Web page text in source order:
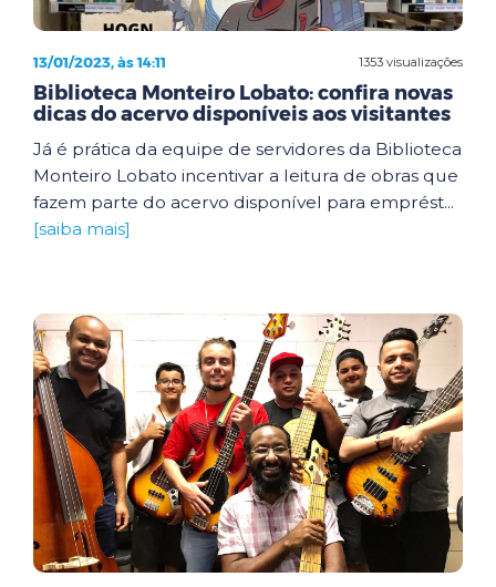
1353 visualizações
13/01/2023, às 14:11
Biblioteca Monteiro Lobato: confira novas
dicas do acervo disponíveis aos visitantes
Já é prática da equipe de servidores da Biblioteca
Monteiro Lobato incentivar a leitura de obras que
fazem parte do acervo disponível para emprést...
[saiba mais]